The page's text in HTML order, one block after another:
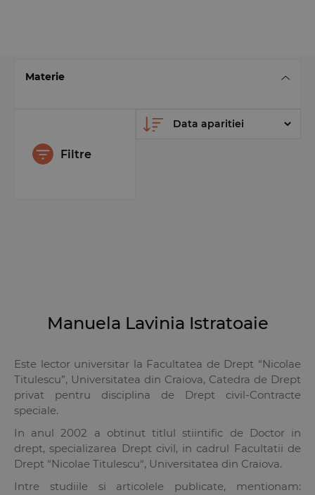
Materie
Filtre
Manuela Lavinia Istratoaie
Este lector universitar la Facultatea de Drept “Nicolae
Titulescu”, Universitatea din Craiova, Catedra de Drept
privat pentru disciplina de Drept civil-Contracte
speciale.
In anul 2002 a obtinut titlul stiintific de Doctor in
drept, specializarea Drept civil, in cadrul Facultatii de
Drept “Nicolae Titulescu“, Universitatea din Craiova.
Intre studiile si articolele publicate, mentionam: